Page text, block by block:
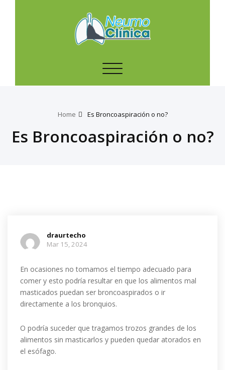
Toggle
Home Es Broncoaspiración o no?
Es Broncoaspiración o no?
draurtecho
Mar 15, 2024
En ocasiones no tomamos el tiempo adecuado para
comer y esto podría resultar en que los alimentos mal
masticados puedan ser broncoaspirados o ir
directamente a los bronquios.
O podría suceder que tragamos trozos grandes de los
alimentos sin masticarlos y pueden quedar atorados en
el esófago.